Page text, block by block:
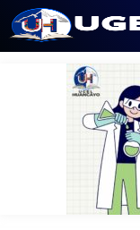
contenido